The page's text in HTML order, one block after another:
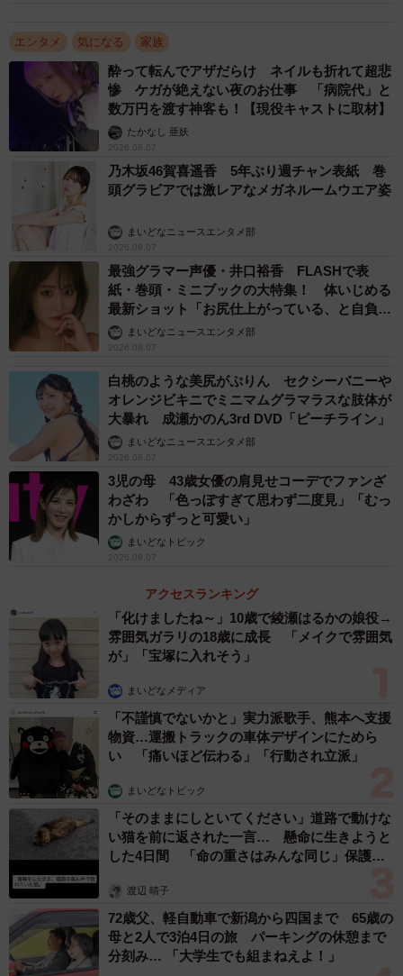
エンタメ 気になる 家族
酔って転んでアザだらけ ネイルも折れて超悲
惨 ケガが絶えない夜のお仕事 「病院代」と
数万円を渡す神客も！【現役キャストに取材】
たかなし 亜妖
2026.08.07
乃木坂46賀喜遥香 5年ぶり週チャン表紙 巻
頭グラビアでは激レアなメガネルームウエア姿
まいどなニュースエンタメ部
2026.08.07
最強グラマー声優・井口裕香 FLASHで表
紙・巻頭・ミニブックの大特集！ 体いじめる
最新ショット「お尻仕上がっている、と自負し
ています」「いくつになっても理想の身体でい
たい」
まいどなニュースエンタメ部
2026.08.07
白桃のような美尻がぷりん セクシーバニーや
オレンジビキニでミニマムグラマラスな肢体が
大暴れ 成瀬かのん3rd DVD「ピーチライン」
まいどなニュースエンタメ部
2026.08.07
3児の母 43歳女優の肩見せコーデでファンざ
わざわ 「色っぽすぎて思わず二度見」「むっ
かしからずっと可愛い」
まいどなトピック
2026.08.07
アクセスランキング
「化けましたね～」10歳で綾瀬はるかの娘役→
雰囲気ガラリの18歳に成長 「メイクで雰囲気
が」「宝塚に入れそう」
まいどなメディア
「不謹慎でないかと」実力派歌手、熊本へ支援
物資…運搬トラックの車体デザインにためら
い 「痛いほど伝わる」「行動され立派」
まいどなトピック
「そのままにしといてください」道路で動けな
い猫を前に返された一言… 懸命に生きようと
した4日間 「命の重さはみんな同じ」保護団
渡辺 晴子
72歳父、軽自動車で新潟から四国まで 65歳の
母と2人で3泊4日の旅 パーキングの休憩まで
分刻み… 「大学生でも組まねえよ！」